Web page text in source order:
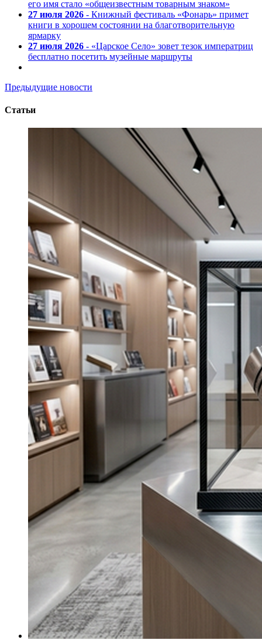
его имя стало «общеизвестным товарным знаком»
27 июля 2026 - Книжный фестиваль «Фонарь» примет
книги в хорошем состоянии на благотворительную
ярмарку
27 июля 2026 - «Царское Село» зовет тезок императриц
бесплатно посетить музейные маршруты
Предыдущие новости
Статьи